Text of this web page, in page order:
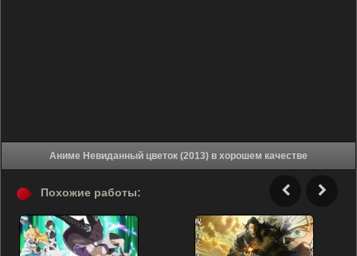
Аниме Невиданный цветок (2013) в хорошем качестве
Похожие работы: